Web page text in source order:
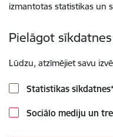
izmantotas statistikas un
Pielāgot sīkdatnes
Lūdzu, atzīmējiet savu
Statistikas sīkdatnes
Sociālo mediju un